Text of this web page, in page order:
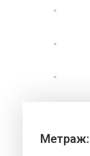
Метраж: